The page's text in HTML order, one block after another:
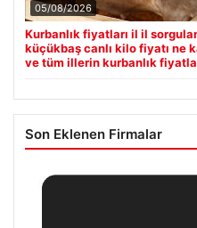
05/08/2026
Kurbanlık fiyatları il il
küçükbaş canlı kilo fiyatı ne
ve tüm illerin kurbanlık
Son Eklenen Firmalar